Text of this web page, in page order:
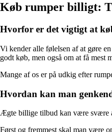
Køb rumper billigt:
Hvorfor er det vigtigt at
Vi kender alle følelsen af at gøre
godt køb, men også om at få mest
Mange af os er på udkig efter
Hvordan kan man
Ægte billige tilbud kan være svære
Først og fremmest skal man være